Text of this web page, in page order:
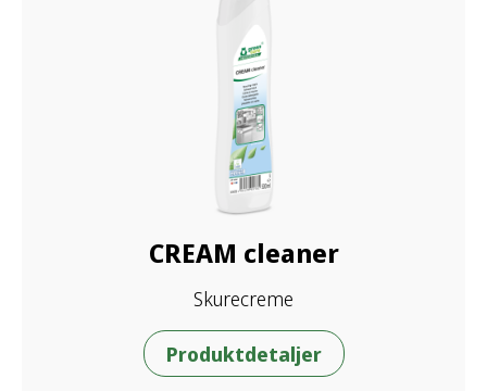
CREAM cleaner
Skurecreme
Produktdetaljer